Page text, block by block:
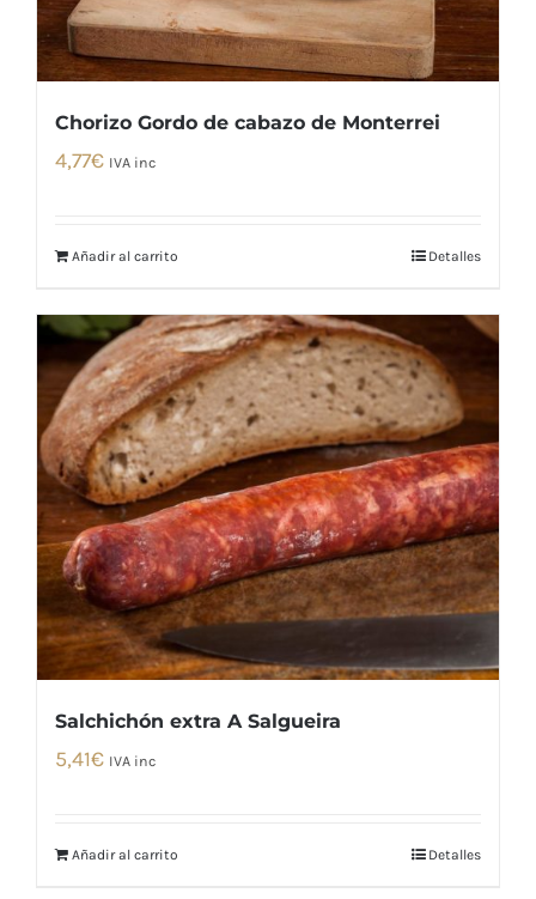
Chorizo Gordo de cabazo de Monterrei
4,77€ IVA inc
Añadir al carrito Detalles
Salchichón extra A Salgueira
5,41€ IVA inc
Añadir al carrito Detalles